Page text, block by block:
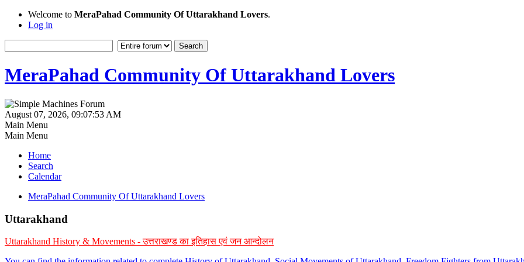
Welcome to MeraPahad Community Of Uttarakhand Lovers.
Log in
MeraPahad Community Of Uttarakhand Lovers
August 07, 2026, 09:07:53 AM
Main Menu
Main Menu
Home
Search
Calendar
MeraPahad Community Of Uttarakhand Lovers
Uttarakhand
Uttarakhand History & Movements - उत्तराखण्ड का इतिहास एवं जन आन्दोलन